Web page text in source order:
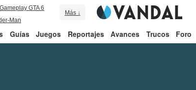
Gameplay GTA 6
Man
Más ↓
Guías Juegos Reportajes Avances Trucos Foro